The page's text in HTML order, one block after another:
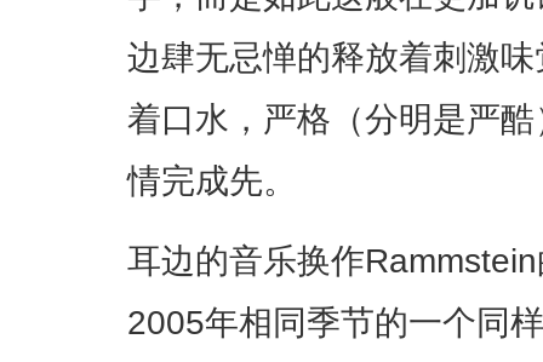
边肆无忌惮的释放着刺激
着口水，严格（分明是严
情完成先。
耳边的音乐换作
2005年相同季节的一个同